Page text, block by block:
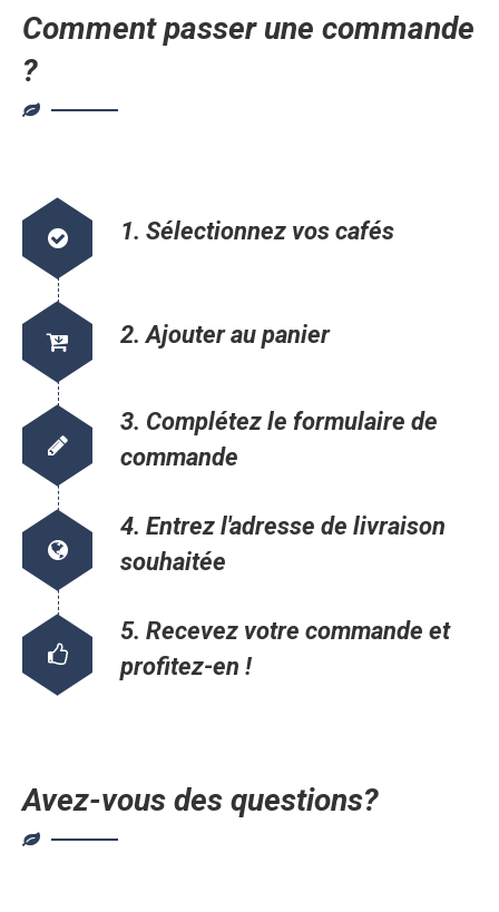
Comment passer une commande
?
1. Sélectionnez vos cafés
2. Ajouter au panier
3. Complétez le formulaire de
commande
4. Entrez l'adresse de livraison
souhaitée
5. Recevez votre commande et
profitez-en !
Avez-vous des questions?